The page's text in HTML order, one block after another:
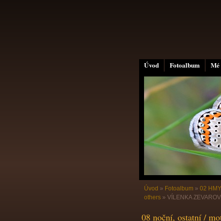
Úvod Fotoalbum
Úvod » Fotoalbum » 02
others » VÍLENKA
08 noční, ostatní /